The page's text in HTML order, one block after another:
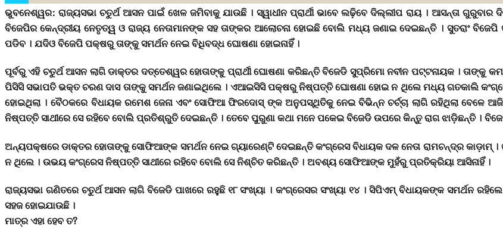
ଭୁବନେଶ୍ୱର:ରାଜ୍ୟସଭା ଚତୁର୍ଥ ଆସନ ପାଇଁ ଖେଳ ଜମିବାକୁ ଯାଉଛି । ସ୍ୱାଧୀନ ପ୍ରାର୍ଥୀ ଭାବେ ଲଢ଼ିବେ ଦିଲ୍ଲୀପ ରାୟ । ଆସନ୍ତା
ବିଜେପିର କେନ୍ଦ୍ରୀୟ ନେତୃତ୍ୱ ଓ ରାଜ୍ୟ ନେତାମାନଙ୍କ ସହ ତାଙ୍କର ଆଲୋଚନା ହୋଇଛି ବୋଲି ମଧ୍ୟ ଜଣାଇ ଦେଇଛନ୍ତି । ସୁତରାଂ
ପଡିବ । ଯଦିଓ ବିଜେପି ପକ୍ଷରୁ ତାଙ୍କୁ ସମର୍ଥନ ନେଇ ବିଧିବଦ୍ଧ ଘୋଷଣା ହୋଇନାହିଁ ।
ପୂର୍ବରୁ ଏହି ଚତୁର୍ଥ ଆସନ ଲାଗି ଡାକ୍ତର ଦତ୍ତେଶ୍ୱର ହୋତାଙ୍କୁ ପ୍ରାର୍ଥୀ ଘୋଷଣା କରିଛନ୍ତି ବିଜେଡି ସୁପ୍ରିମୋ ନବୀନ ପଟ୍ଟନାୟକ । ତାଙ୍କୁ
ପିସିସି ସଭାପତି ଭକ୍ତ ଚରଣ ଦାସ ତାଙ୍କୁ ସମର୍ଥନ ଜଣାଇଥିଲେ । ଏଆଇସିସି ପକ୍ଷରୁ ନିଷ୍ପତ୍ତି ଘୋଷଣା ହୋଇ ନ ଥିଲେ ମଧ୍ୟ ଗତକାଲି
ହୋଇଥିଲା । ବୈଠକରେ ବିଧାୟକ ରମେଶ ଜେନା ଏବଂ ସୋଫିଆ ଫିରଦୋସ୍ ଙ୍କ ଅନୁପସ୍ଥିତିକୁ ନେଇ ବିଭିନ୍ନ ଚର୍ଚ୍ଚା ଲାଗି ରହିଥିଲା ବେଳେ
ନିଷ୍ପତ୍ତି ସାଥୀରେ ସେ ରହିବେ ବୋଲି ପ୍ରତିଶ୍ରୁତି ଦେଇଛନ୍ତି । ତେବେ ପୁରୁଣା କଥା ମନେ ପକେଇ ବିଜେଡି ଉପରେ କିନ୍ତୁ ରାଗ ଝାଡ଼ିଛନ୍ତି ।
ଅନ୍ୟପକ୍ଷରେ ଡାକ୍ତର ହୋତାଙ୍କୁ ସୋଫିଆଙ୍କ ସମର୍ଥନ ନେଇ ଗ୍ୟାରେଣ୍ଟି ଦେଇଛନ୍ତି କଂଗ୍ରେସ ବିଧାୟକ ଦଳ ନେତା ରାମଚନ୍ଦ୍ର କାଡ଼ାମ୍
ନ ଥିଲେ । ଉଭୟ କଂଗ୍ରେସ ନିଷ୍ପତ୍ତି ସାଥୀରେ ରହିବେ ବୋଲି ସେ ନିଶ୍ଚିତ କରିଛନ୍ତି । ଅବଶ୍ୟ ସୋଫିଆଙ୍କ ମୁହଁରୁ ପ୍ରତିକ୍ରିୟା ଆସିନାହିଁ ।
ରାଜ୍ୟସଭା ଗଣିତରେ ଚତୁର୍ଥ ଆସନ ଲାଗି ବିଜେଡି ପାଖରେ ରହୁଛି ୧୮ ସଂଖ୍ୟା । କଂଗ୍ରେସର ସଂଖ୍ୟା ୧୪ । ସିପିଏମ୍ ବିଧାୟକଙ୍କ ସମର୍ଥନ
ସହଜ ହୋଇଯାଉଛି ।
ମାତ୍ର ଏହା ହେବ ତ?